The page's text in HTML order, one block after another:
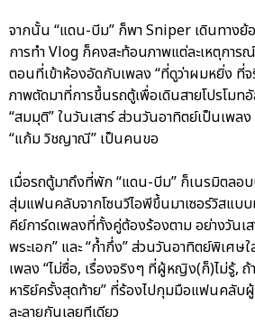
จากนั้น “แดน-บีม” ก็พา Sniper เดินทางย้อ
การทำ Vlog ก็คงสะท้อนภาพแต่ละเหตุกา
ตอนที่เข้าห้องอัดกับเพลง “ที่ดูว่าผมหยิ่ง ที่จ
ภาพตัดมาที่การขึ้นรถตู้เพื่อเดินสายโปรโมท
“สมมุติ” ในวันเสาร์ ส่วนวันอาทิตย์เป็นเพล
“แก้ม วิชญาณี” เป็นคนขอ
เมื่อรถตู้มาถึงที่พัก “แดน-บีม” ก็เนรมิตลอ
สุ่มแฟนคลับจากโซนวีไอพีขึ้นมาเซอร์วิสแบบ
คีย์การ์ดเพลงที่ทั้งคู่ต้องร้องตาม อย่างวันเ
พระเอก” และ “ก้ำกึ่ง” ส่วนวันอาทิตย์พิเศษ
เพลง “ไม่ซื่อ, เรื่องจริงๆ ที่ผู้หญิง(ก็)ไม่รู้,
หาริย์ครั้งสุดท้าย” ที่ร้องไปกุมมือแฟนคลับผู้
ละลายกันเลยทีเดียว